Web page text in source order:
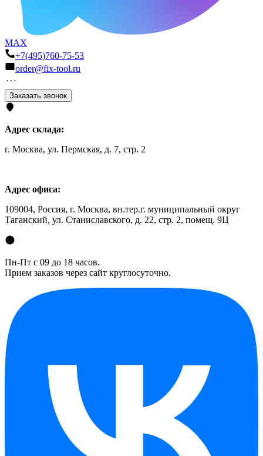
MAX
+7(495)760-75-53
order@fix-tool.ru
Заказать звонок
Адрес склада:
г. Москва, ул. Пермская, д. 7, стр. 2
Адрес офиса:
109004, Россия, г. Москва, вн.тер.г. муниципальный округ
Таганский, ул. Станиславского, д. 22, стр. 2, помещ. 9Ц
Пн-Пт с 09 до 18 часов.
Прием заказов через сайт круглосуточно.